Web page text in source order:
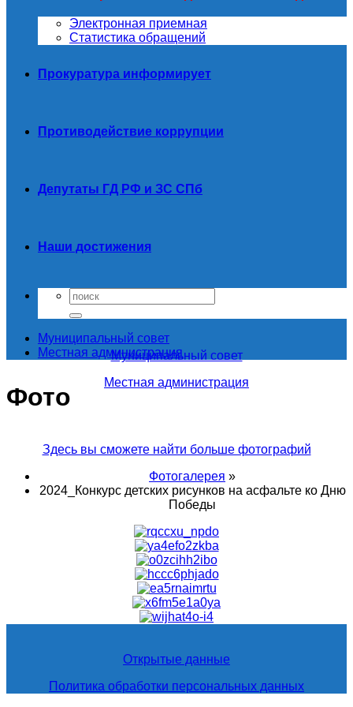
Электронная приемная
Статистика обращений
Прокуратура информирует
Противодействие коррупции
Депутаты ГД РФ и ЗС СПб
Наши достижения
Муниципальный совет
Местная администрация
Муниципальный совет
Местная администрация
Фото
Здесь вы сможете найти больше фотографий
Фотогалерея »
2024_Конкурс детских рисунков на асфальте ко Дню
Победы
Открытые данные
Политика обработки персональных данных